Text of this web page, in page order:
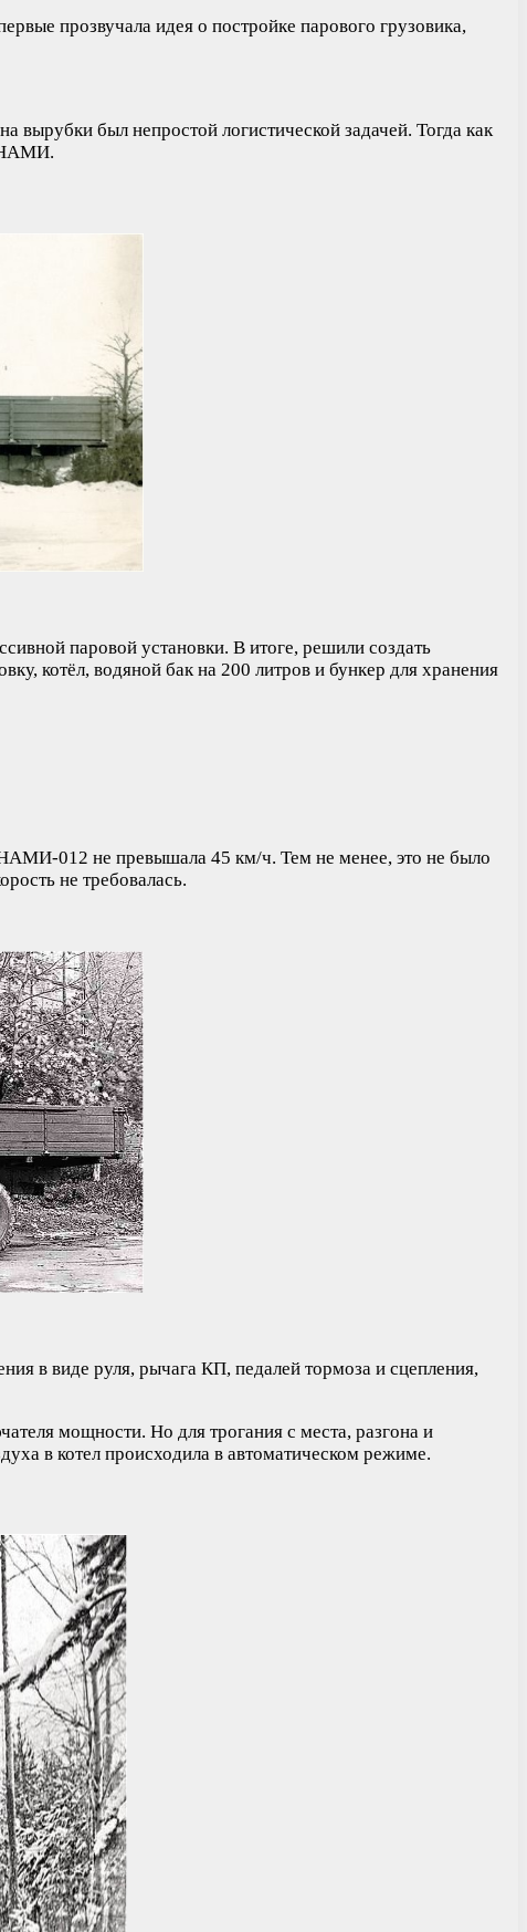
прозвучала идея о постройке парового грузовика,
вырубки был непростой логистической задачей. Тогда как
НАМИ.
паровой установки. В итоге, решили создать
котёл, водяной бак на 200 литров и бункер для хранения
012 не превышала 45 км/ч. Тем не менее, это не было
не требовалась.
в виде руля, рычага КП, педалей тормоза и сцепления,
мощности. Но для трогания с места, разгона и
в котел происходила в автоматическом режиме.